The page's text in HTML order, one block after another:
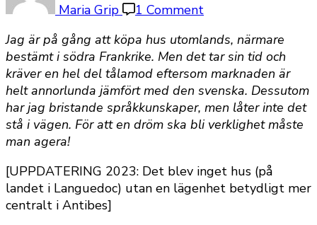
Maria Grip 1 Comment
Jag är på gång att köpa hus utomlands, närmare
bestämt i södra Frankrike. Men det tar sin tid och
kräver en hel del tålamod eftersom marknaden är
helt annorlunda jämfört med den svenska. Dessutom
har jag bristande språkkunskaper, men låter inte det
stå i vägen. För att en dröm ska bli verklighet måste
man agera!
[UPPDATERING 2023: Det blev inget hus (på
landet i Languedoc) utan en lägenhet betydligt mer
centralt i Antibes]